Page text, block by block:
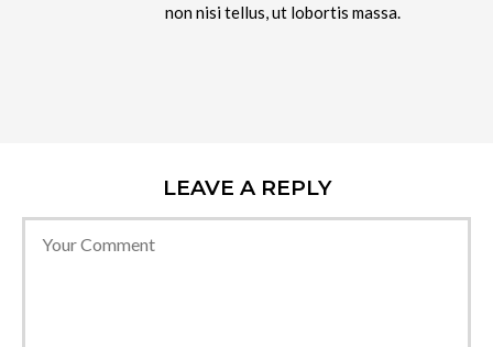
non nisi tellus, ut lobortis massa.
LEAVE A REPLY